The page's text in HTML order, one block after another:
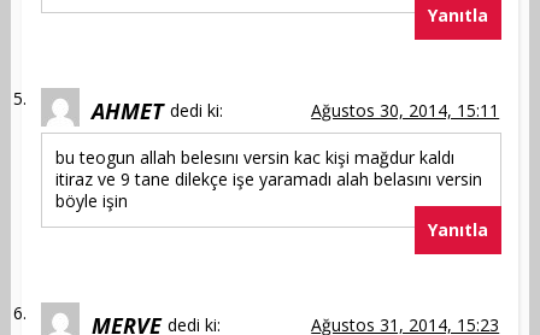
Yanıtla
AHMET dedi ki: Ağustos 30, 2014, 15:11
bu teogun allah belesını versin kac kişi mağdur kaldı
itiraz ve 9 tane dilekçe işe yaramadı alah belasını versin
böyle işin
Yanıtla
MERVE dedi ki: Ağustos 31, 2014, 15:23